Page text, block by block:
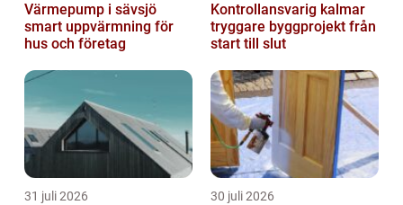
Värmepump i sävsjö
smart uppvärmning för
hus och företag
Kontrollansvarig kalmar
tryggare byggprojekt från
start till slut
31 juli 2026 30 juli 2026